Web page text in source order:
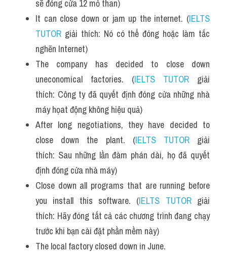
sẽ đóng cửa 12 mỏ than)
It can close down or jam up the internet. (IELTS
TUTOR giải thích: Nó có thể đóng hoặc làm tắc
nghẽn Internet)
The company has decided to close down
uneconomical factories. (IELTS TUTOR giải
thích: Công ty đã quyết định đóng cửa những nhà
máy họat động không hiệu quả)
After long negotiations, they have decided to
close down the plant. (IELTS TUTOR giải
thích: Sau những lần đàm phán dài, họ đã quyết
định đóng cửa nhà máy)
Close down all programs that are running before
you install this software. (IELTS TUTOR giải
thích: Hãy đóng tất cả các chương trình đang chạy
trước khi bạn cài đặt phần mềm này)
The local factory closed down in June.